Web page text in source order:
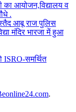
का आयोजन,विद्यालय व
.
आबू राज पुलिस
मंदिर भारजा में हुआ
ISRO-समर्थित
.